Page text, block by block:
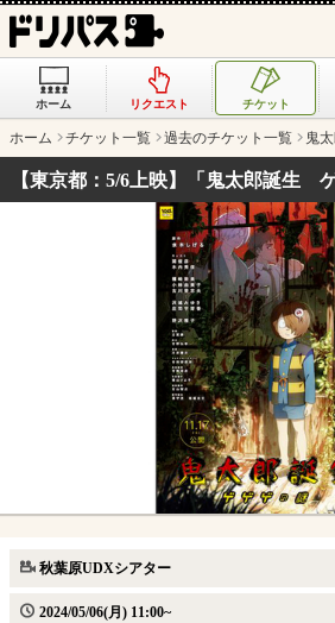
ホーム リクエスト チケット
ホーム チケット一覧 過去のチケット一覧 鬼
【東京都：5/6上映】「鬼太郎誕生
秋葉原UDXシアター
2024/05/06(月) 11:00~